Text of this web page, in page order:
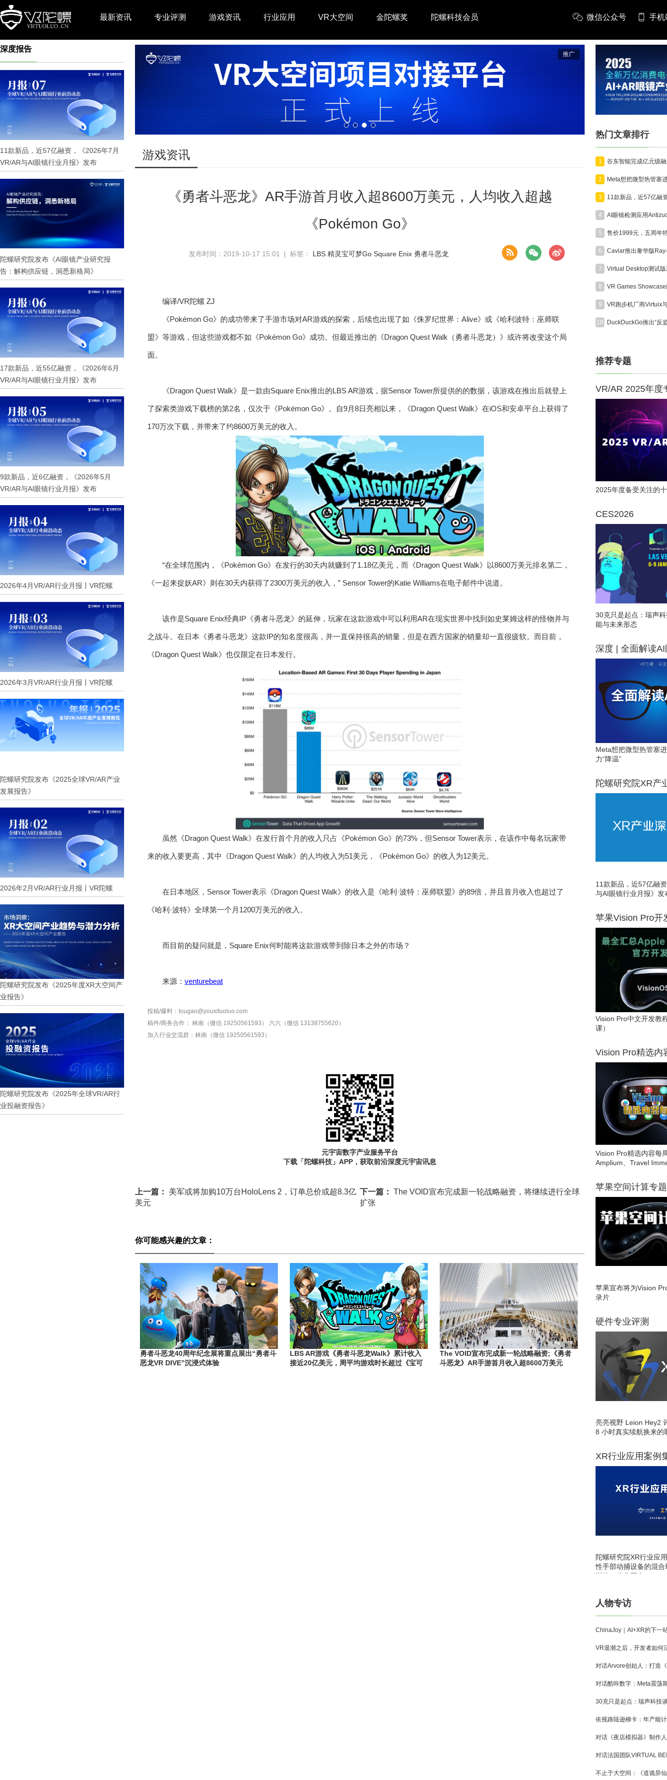
最新资讯 专业评测 游戏资讯 行业应用 VR大空间 金陀螺奖 陀螺科技会员 微信公众号 手机
深度报告
11款新品，近57亿融资，《2026年7月
VR/AR与AI眼镜行业月报》发布
陀螺研究院发布《AI眼镜产业研究报
告：解构供应链，洞悉新格局》
17款新品，近55亿融资，《2026年6月
VR/AR与AI眼镜行业月报》发布
9款新品，近6亿融资，《2026年5月
VR/AR与AI眼镜行业月报》发布
2026年4月VR/AR行业月报丨VR陀螺
2026年3月VR/AR行业月报丨VR陀螺
陀螺研究院发布《2025全球VR/AR产业
发展报告》
2026年2月VR/AR行业月报丨VR陀螺
陀螺研究院发布《2025年度XR大空间产
业报告》
陀螺研究院发布《2025年全球VR/AR行
业投融资报告》
推广
游戏资讯
《勇者斗恶龙》AR手游首月收入超8600万美元，人均收入超越
《Pokémon Go》
发布时间：2019-10-17 15:01 | 标签： LBS 精灵宝可梦Go Square Enix 勇者斗恶龙
编译/VR陀螺 ZJ
《Pokémon Go》的成功带来了手游市场对AR游戏的探索，后续也出现了如《侏罗纪世界：Alive》或《哈利波特：巫师联
盟》等游戏，但这些游戏都不如《Pokémon Go》成功。但最近推出的《Dragon Quest Walk（勇者斗恶龙）》或许将改变这个局
面。
《Dragon Quest Walk》是一款由Square Enix推出的LBS AR游戏，据Sensor Tower所提供的的数据，该游戏在推出后就登上
了探索类游戏下载榜的第2名，仅次于《Pokémon Go》。自9月8日亮相以来，《Dragon Quest Walk》在iOS和安卓平台上获得了
170万次下载，并带来了约8600万美元的收入。
“在全球范围内，《Pokémon Go》在发行的30天内就赚到了1.18亿美元，而《Dragon Quest Walk》以8600万美元排名第二，
《一起来捉妖AR》则在30天内获得了2300万美元的收入，” Sensor Tower的Katie Williams在电子邮件中说道。
该作是Square Enix经典IP《勇者斗恶龙》的延伸，玩家在这款游戏中可以利用AR在现实世界中找到如史莱姆这样的怪物并与
之战斗。在日本《勇者斗恶龙》这款IP的知名度很高，并一直保持很高的销量，但是在西方国家的销量却一直很疲软。而目前，
《Dragon Quest Walk》也仅限定在日本发行。
虽然《Dragon Quest Walk》在发行首个月的收入只占《Pokémon Go》的73%，但Sensor Tower表示，在该作中每名玩家带
来的收入要更高，其中《Dragon Quest Walk》的人均收入为51美元，《Pokémon Go》的收入为12美元。
在日本地区，Sensor Tower表示《Dragon Quest Walk》的收入是《哈利·波特：巫师联盟》的89倍，并且首月收入也超过了
《哈利·波特》全球第一个月1200万美元的收入。
而目前的疑问就是，Square Enix何时能将这款游戏带到除日本之外的市场？
来源： venturebeat
投稿/爆料：tougao@youxituoluo.com
稿件/商务合作： 林南（微信 19250561593）
六六（微信 13138755620）
加入行业交流群： 林南（微信 19250561593）
元宇宙数字产业服务平台
下载「陀螺科技」APP，获取前沿深度元宇宙讯息
上一篇： 美军或将加购10万台HoloLens 2，订单总价或超8.3亿
美元
下一篇： The VOID宣布完成新一轮战略融资，将继续进行全球
扩张
你可能感兴趣的文章：
勇者斗恶龙40周年纪念展将重点展出“勇者斗
恶龙VR DIVE”沉浸式体验
LBS AR游戏《勇者斗恶龙Walk》累计收入
接近20亿美元，周平均游戏时长超过《宝可
The VOID宣布完成新一轮战略融资;《勇者
斗恶龙》AR手游首月收入超8600万美元
热门文章排行
1
2
3
4
5
6
7
8
9
10
推荐专题
VR/AR 2025年度
2025年度备受关注的
CES2026
30克只是起点：瑞声
能与未来形态
深度 | 全面解读AI
Meta想把微型热管塞
力“降温”
陀螺研究院XR产
11款新品，近57亿融
与AI眼镜行业月报》发
苹果Vision Pro开
Vision Pro中文开发教
课）
Vision Pro精选内
Vision Pro精选内容每
Amplium、Travel
苹果空间计算专题
苹果宣布将为Vision
录片
硬件专业评测
亮亮视野 Leion Hey2
8 小时真实续航换来的
XR行业应用案例
陀螺研究院XR行业应
性手部动捕设备的混
训练一体化平台
人物专访